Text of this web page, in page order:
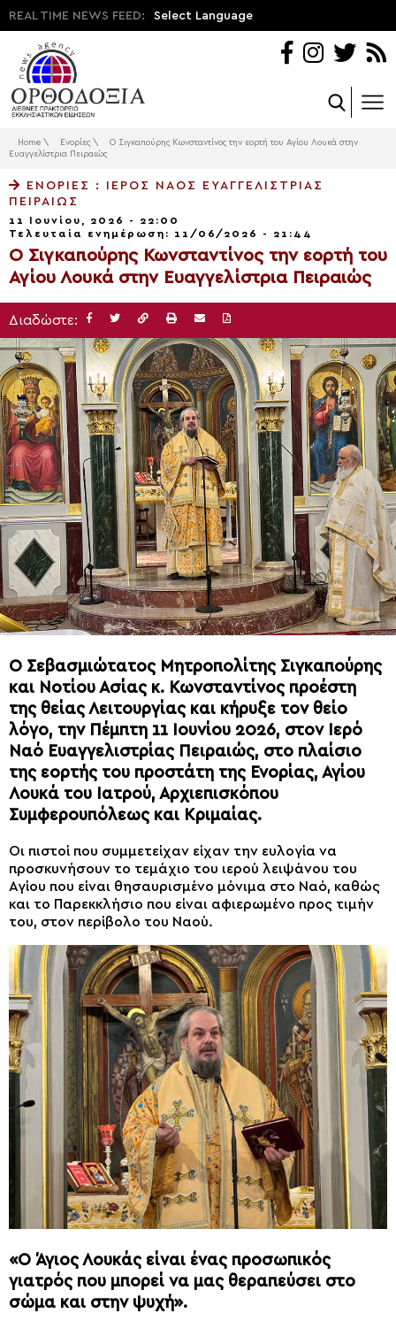
REAL TIME NEWS FEED: Select Language
Home \ Ενορίες \
Ο Σιγκαπούρης Κωνσταντίνος την εορτή του Αγίου Λουκά στην
Ευαγγελίστρια Πειραιώς
ΕΝΟΡΊΕΣ : ΙΕΡΌΣ ΝΑΌΣ ΕΥΑΓΓΕΛΙΣΤΡΊΑΣ
ΠΕΙΡΑΙΏΣ
11 Ιουνίου, 2026 - 22:00
Τελευταία ενημέρωση: 11/06/2026 - 21:44
Ο Σιγκαπούρης Κωνσταντίνος την εορτή του
Αγίου Λουκά στην Ευαγγελίστρια Πειραιώς
Διαδώστε:
Ο Σεβασμιώτατος Μητροπολίτης Σιγκαπούρης
και Νοτίου Ασίας κ. Κωνσταντίνος προέστη
της θείας Λειτουργίας και κήρυξε τον θείο
λόγο, την Πέμπτη 11 Ιουνίου 2026, στον Ιερό
Ναό Ευαγγελιστρίας Πειραιώς, στο πλαίσιο
της εορτής του προστάτη της Ενορίας, Αγίου
Λουκά του Ιατρού, Αρχιεπισκόπου
Συμφερουπόλεως και Κριμαίας.
Οι πιστοί που συμμετείχαν είχαν την ευλογία να
προσκυνήσουν το τεμάχιο του ιερού λειψάνου του
Αγίου που είναι θησαυρισμένο μόνιμα στο Ναό, καθώς
και το Παρεκκλήσιο που είναι αφιερωμένο προς τιμήν
του, στον περίβολο του Ναού.
«Ο Άγιος Λουκάς είναι ένας προσωπικός
γιατρός που μπορεί να μας θεραπεύσει στο
σώμα και στην ψυχή».